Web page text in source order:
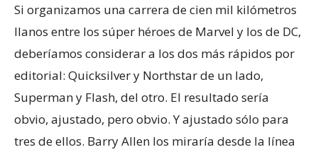
Si organizamos una carrera de cien mil kilómetros
llanos entre los súper héroes de Marvel y los de DC,
deberíamos considerar a los dos más rápidos por
editorial: Quicksilver y Northstar de un lado,
Superman y Flash, del otro. El resultado sería
obvio, ajustado, pero obvio. Y ajustado sólo para
tres de ellos. Barry Allen los miraría desde la línea